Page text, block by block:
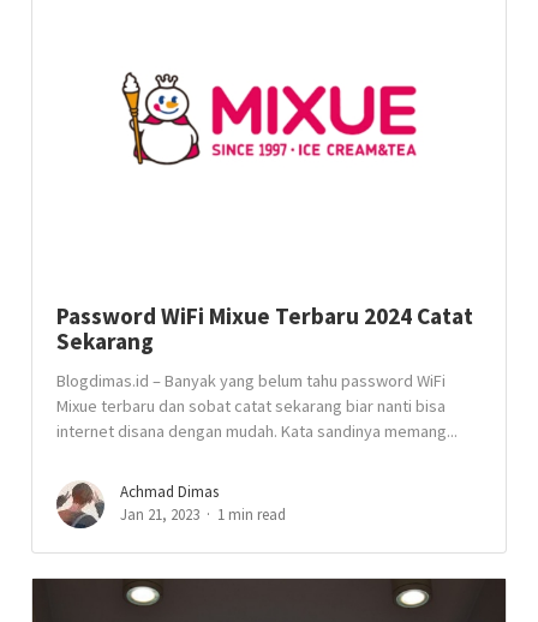
Password WiFi Mixue Terbaru 2024 Catat
Sekarang
Blogdimas.id – Banyak yang belum tahu password WiFi
Mixue terbaru dan sobat catat sekarang biar nanti bisa
internet disana dengan mudah. Kata sandinya memang...
Achmad Dimas
Jan 21, 2023
1 min read